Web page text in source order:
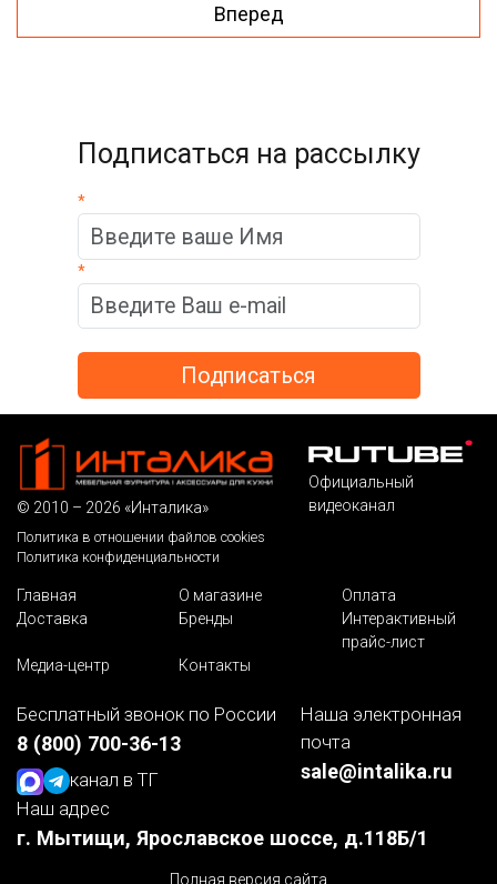
Вперед
Подписаться на рассылку
*
*
© 2010 – 2026 «Инталика»
Политика в отношении файлов cookies
Политика конфиденциальности
Официальный
видеоканал
Главная О магазине
Оплата
Доставка
Бренды
Интерактивный
прайс-лист
Медиа-центр
Контакты
Бесплатный звонок по России
8 (800) 700-36-13
канал в ТГ
Наша электронная
почта
sale@intalika.ru
Наш адрес
г. Мытищи, Ярославское шоссе, д.118Б/1
Полная версия сайта